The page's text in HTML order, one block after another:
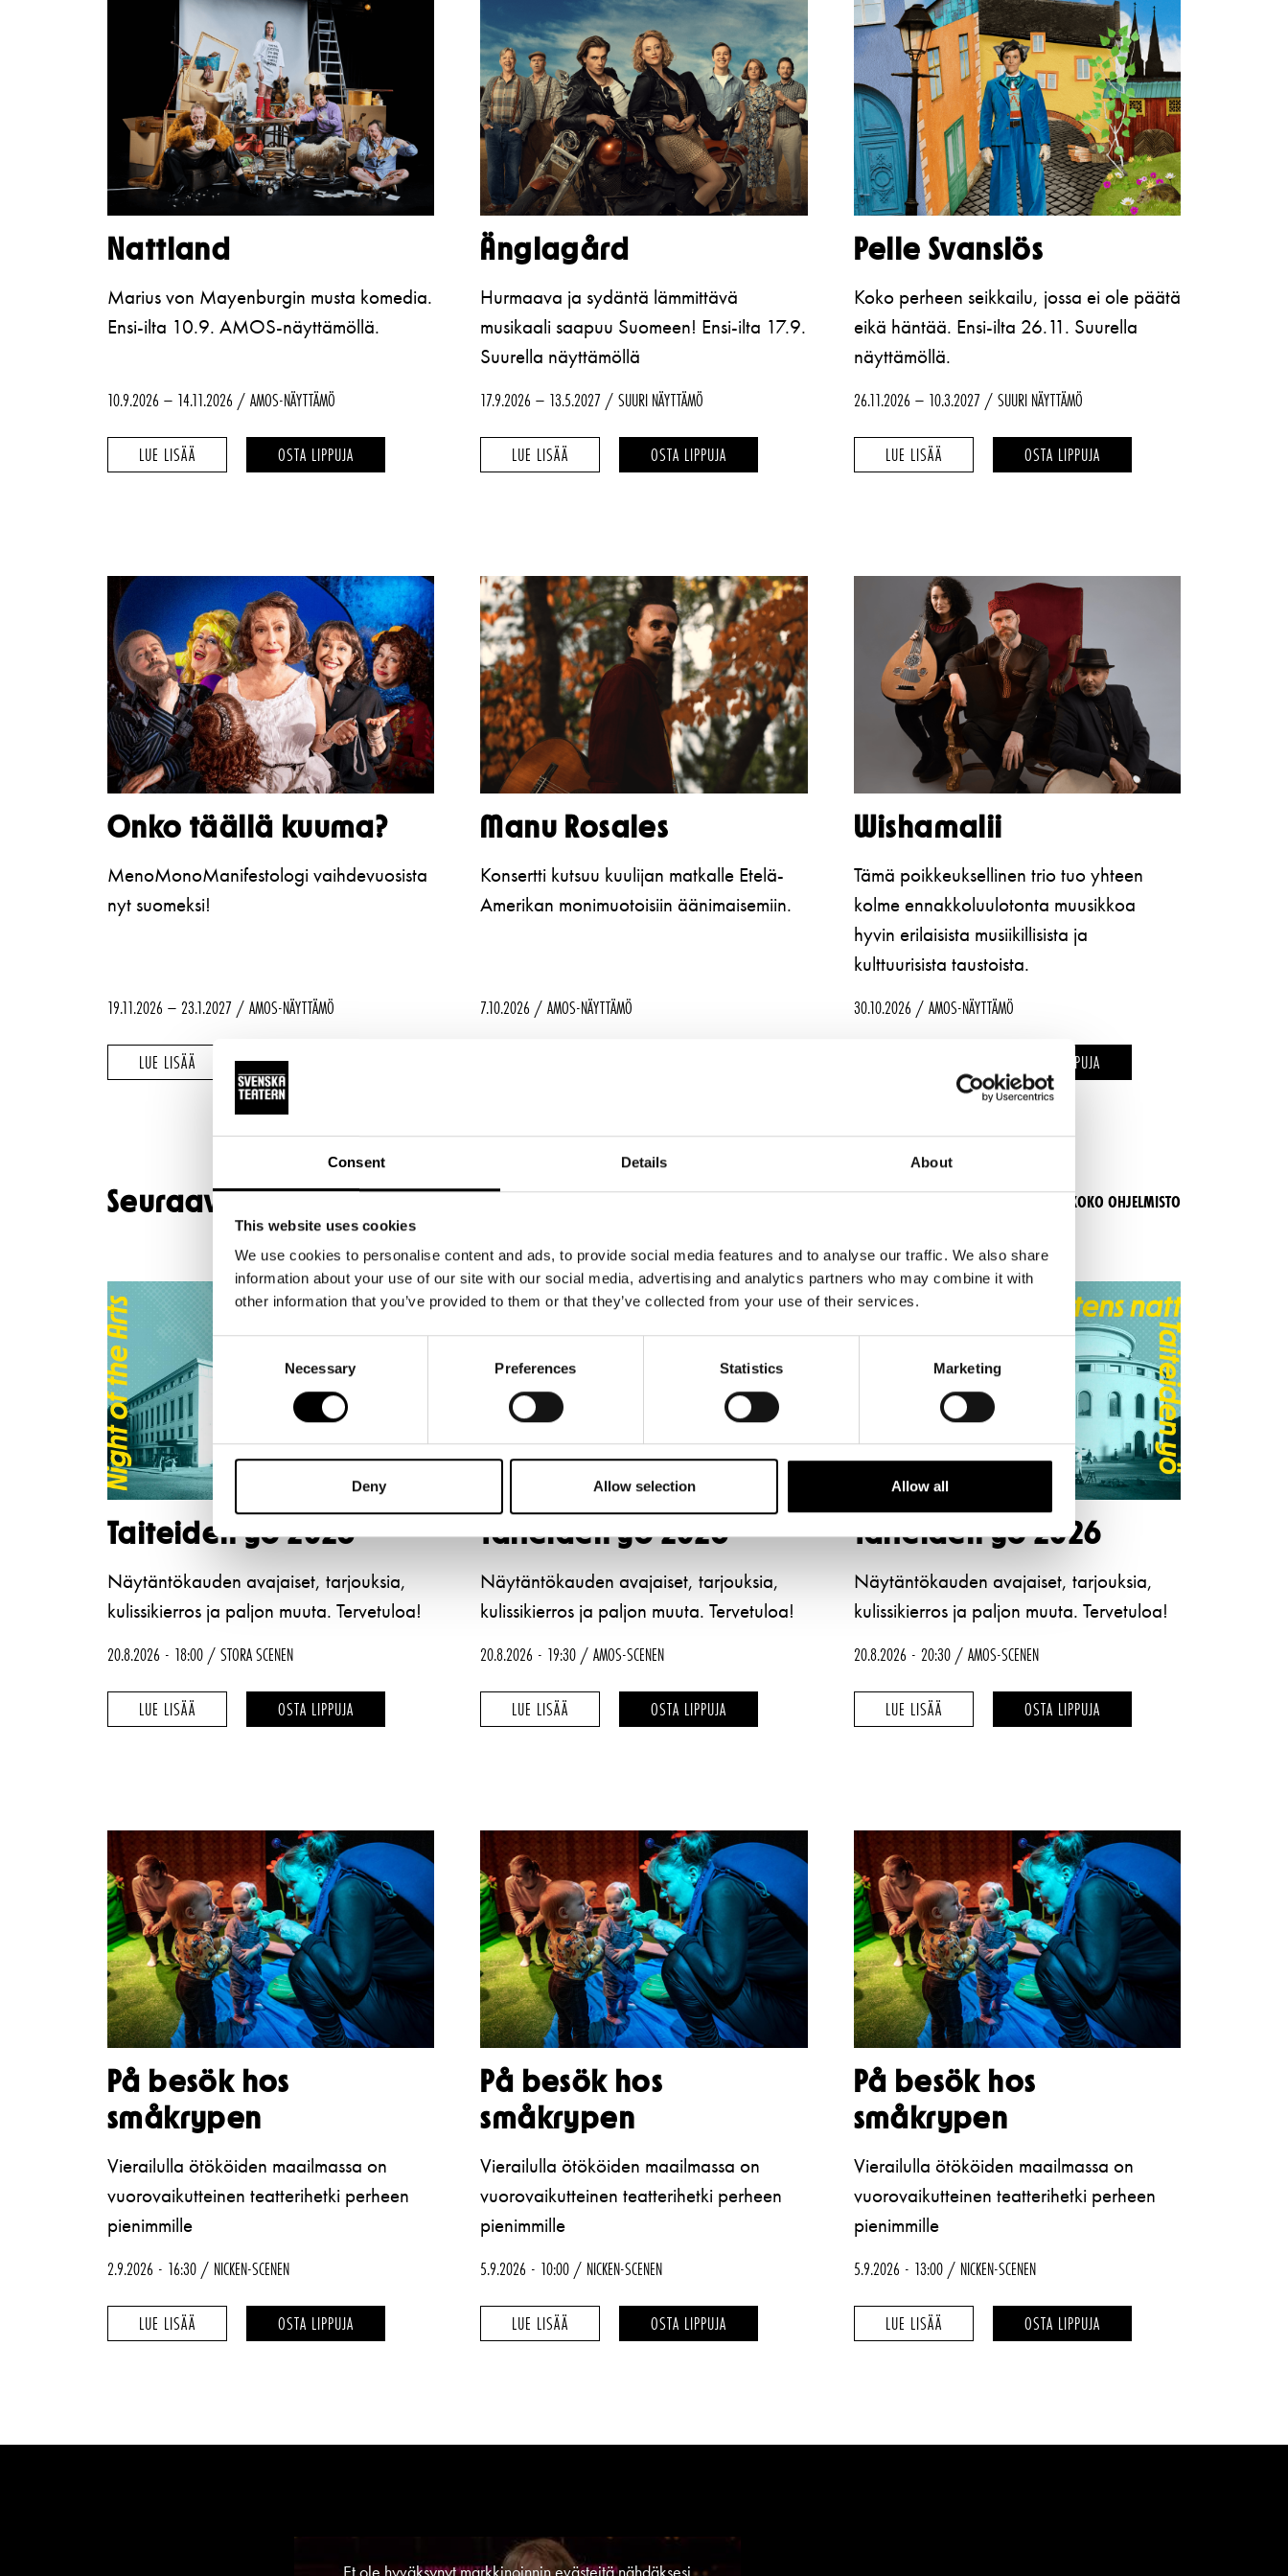
Consent Details About
This website uses cookies
We use cookies to personalise content and ads, to provide social media features and to analyse our traffic. We also share
information about your use of our site with our social media, advertising and analytics partners who may combine it with
other information that you’ve provided to them or that they’ve collected from your use of their services.
Selection
Necessary Preferences Statistics Marketing
Deny Allow selection Allow all
Nattland
Marius von Mayenburgin musta komedia.
Ensi-ilta 10.9. AMOS-näyttämöllä.
10.9.2026 – 14.11.2026 AMOS-NÄYTTÄMÖ
NATTLAND
–
LUE LISÄÄ NATTLAND
–
OSTA LIPPUJA
Änglagård
Hurmaava ja sydäntä lämmittävä
musikaali saapuu Suomeen! Ensi-ilta 17.9.
Suurella näyttämöllä
17.9.2026 – 13.5.2027 SUURI NÄYTTÄMÖ
ÄNGLAGÅRD
–
LUE LISÄÄ ÄNGLAGÅRD
–
OSTA LIPPUJA
Pelle Svanslös
Koko perheen seikkailu, jossa ei ole päätä
eikä häntää. Ensi-ilta 26.11. Suurella
näyttämöllä.
26.11.2026 – 10.3.2027 SUURI NÄYTTÄMÖ
PELLE
SVANSLÖS
LUE LISÄÄ PELLE
SVANSLÖS
OSTA LIPPUJA
Onko täällä kuuma?
MenoMonoManifestologi vaihdevuosista
nyt suomeksi!
19.11.2026 – 23.1.2027 AMOS-NÄYTTÄMÖ
ONKO
TÄÄLLÄ
LUE LISÄÄ ONKO
TÄÄLLÄ
KUUMA?
–
OSTA LIPPUJA
Manu Rosales
Konsertti kutsuu kuulijan matkalle Etelä-
Amerikan monimuotoisiin äänimaisemiin.
7.10.2026 AMOS-NÄYTTÄMÖ
Wishamalii
Tämä poikkeuksellinen trio tuo yhteen
kolme ennakkoluulotonta muusikkoa
hyvin erilaisista musiikillisista ja
kulttuurisista taustoista.
30.10.2026 AMOS-NÄYTTÄMÖ
WISHAMALII
–
OSTA LIPPUJA
Seuraavat näytökset KOKO OHJELMISTO
Taiteiden yö 2026
Näytäntökauden avajaiset, tarjouksia,
kulissikierros ja paljon muuta. Tervetuloa!
20.8.2026 18:00 STORA SCENEN
TAITEIDEN
YÖ
LUE LISÄÄ TAITEIDEN
YÖ
OSTA LIPPUJA
Taiteiden yö 2026
Näytäntökauden avajaiset, tarjouksia,
kulissikierros ja paljon muuta. Tervetuloa!
20.8.2026 19:30 AMOS-SCENEN
TAITEIDEN
YÖ
LUE LISÄÄ TAITEIDEN
YÖ
OSTA LIPPUJA
Taiteiden yö 2026
Näytäntökauden avajaiset, tarjouksia,
kulissikierros ja paljon muuta. Tervetuloa!
20.8.2026 20:30 AMOS-SCENEN
TAITEIDEN
YÖ
LUE LISÄÄ TAITEIDEN
YÖ
OSTA LIPPUJA
På besök hos
småkrypen
Vierailulla ötököiden maailmassa on
vuorovaikutteinen teatterihetki perheen
pienimmille
2.9.2026 16:30 NICKEN-SCENEN
PÅ
BESÖK
LUE LISÄÄ PÅ
BESÖK
OSTA LIPPUJA
På besök hos
småkrypen
Vierailulla ötököiden maailmassa on
vuorovaikutteinen teatterihetki perheen
pienimmille
5.9.2026 10:00 NICKEN-SCENEN
PÅ
BESÖK
LUE LISÄÄ PÅ
BESÖK
OSTA LIPPUJA
På besök hos
småkrypen
Vierailulla ötököiden maailmassa on
vuorovaikutteinen teatterihetki perheen
pienimmille
5.9.2026 13:00 NICKEN-SCENEN
PÅ
BESÖK
LUE LISÄÄ PÅ
BESÖK
OSTA LIPPUJA